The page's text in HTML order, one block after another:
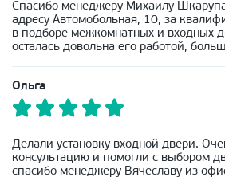
Спасибо менеджеру Михаилу
адресу Автомобольная, 10, за
в подборе межкомнатных и входных
осталась довольна его работой,
Ольга
Делали установку входной двери.
консультацию и помогли с выбором
спасибо менеджеру Вячеславу из